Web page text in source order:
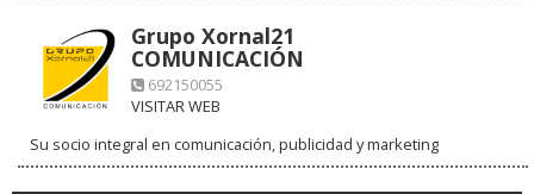
Grupo Xornal21
COMUNICACIÓN
692150055
VISITAR WEB
Su socio integral en comunicación, publicidad y marketing